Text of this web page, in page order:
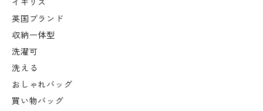
イギリス
英国ブランド
収納一体型
洗濯可
洗える
おしゃれバッグ
買い物バッグ